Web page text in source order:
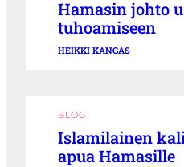
Hamasin johto
tuhoamiseen
HEIKKI KANGAS
BLOGI
Islamilainen
apua Hamasille